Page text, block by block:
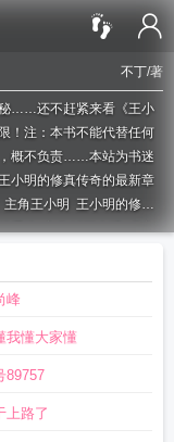
不丁/著
……还不赶紧来看《王小
！注：本书不能代替任何
概不负责……本站为书迷
小明的修真传奇的最新章
主角王小明 王小明的修真
系统主角叫王小明求主
的王小明外传
小明都市王小虎修仙传
峰
我懂大家懂
89757
上路了